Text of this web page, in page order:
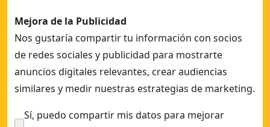
Mejora de la Publicidad
Nos gustaría compartir tu información con socios
de redes sociales y publicidad para mostrarte
anuncios digitales relevantes, crear audiencias
similares y medir nuestras estrategias de marketing.
Sí, puedo compartir mis datos para mejorar